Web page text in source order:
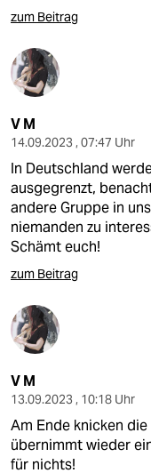
zum Beitrag
V M
14.09.2023 , 07:47 Uhr
In Deutschland
ausgegrenzt,
andere Gruppe in
niemanden zu
Schämt euch!
zum Beitrag
V M
13.09.2023 , 10:18 Uhr
Am Ende knicken
übernimmt wieder
für nichts!